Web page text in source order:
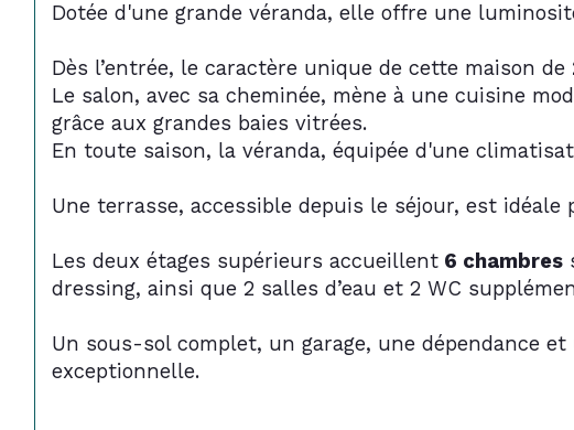
Dotée d'une grande véranda, elle offre une
Dès l’entrée, le caractère unique de cette maison de
Le salon, avec sa cheminée, mène à une cuisine
grâce aux grandes baies vitrées.
En toute saison, la véranda, équipée d'une
Une terrasse, accessible depuis le séjour, est
Les deux étages supérieurs accueillent 6 chambres
dressing, ainsi que 2 salles d’eau et 2 WC
Un sous-sol complet, un garage, une dépendance
exceptionnelle.